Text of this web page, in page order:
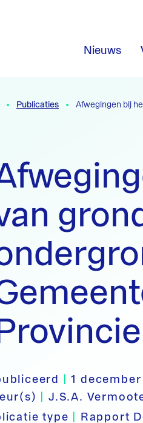
Nieuws
Publicaties Afwegingen bij
|1 december
J.S.A.
type
Rapport